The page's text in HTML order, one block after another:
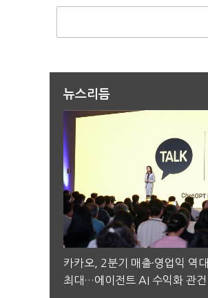
뉴스리듬
카카오, 2분기 매출·영업익 역대
최대…에이전트 AI 수익화 관건